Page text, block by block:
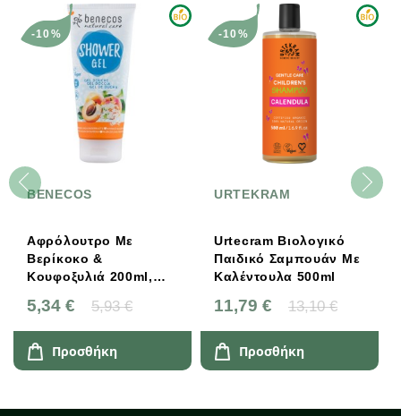
BENECOS
Αφρόλουτρο Με
Βερίκοκο &
Κουφοξυλιά 200ml,
5,34 € 5,93 €
-10%
Προσθήκη
URTEKRAM
Urtecram Βιολογικό
Παιδικό Σαμπουάν Με
Καλέντουλα 500ml
11,79 € 13,10 €
-10%
Προσθήκη